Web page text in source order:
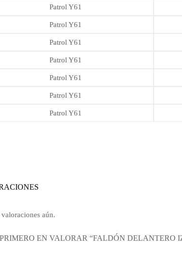
Patrol Y61
Patrol Y61
Patrol Y61
Patrol Y61
Patrol Y61
Patrol Y61
Patrol Y61
aún.
EN VALORAR “FALDÓN DELANTERO